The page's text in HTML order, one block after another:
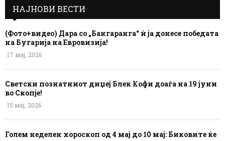
НАЈНОВИ ВЕСТИ
(Фото+видео) Дара со „Бангаранга“ ѝ ја донесе победата
на Бугарија на Евровизија!
17 мај, 2026
Светски познатниот диџеј Блек Кофи доаѓа на 19 јуни
во Скопје!
15 мај, 2026
Голем неделен хороскоп од 4 мај до 10 мај: Биковите ќе